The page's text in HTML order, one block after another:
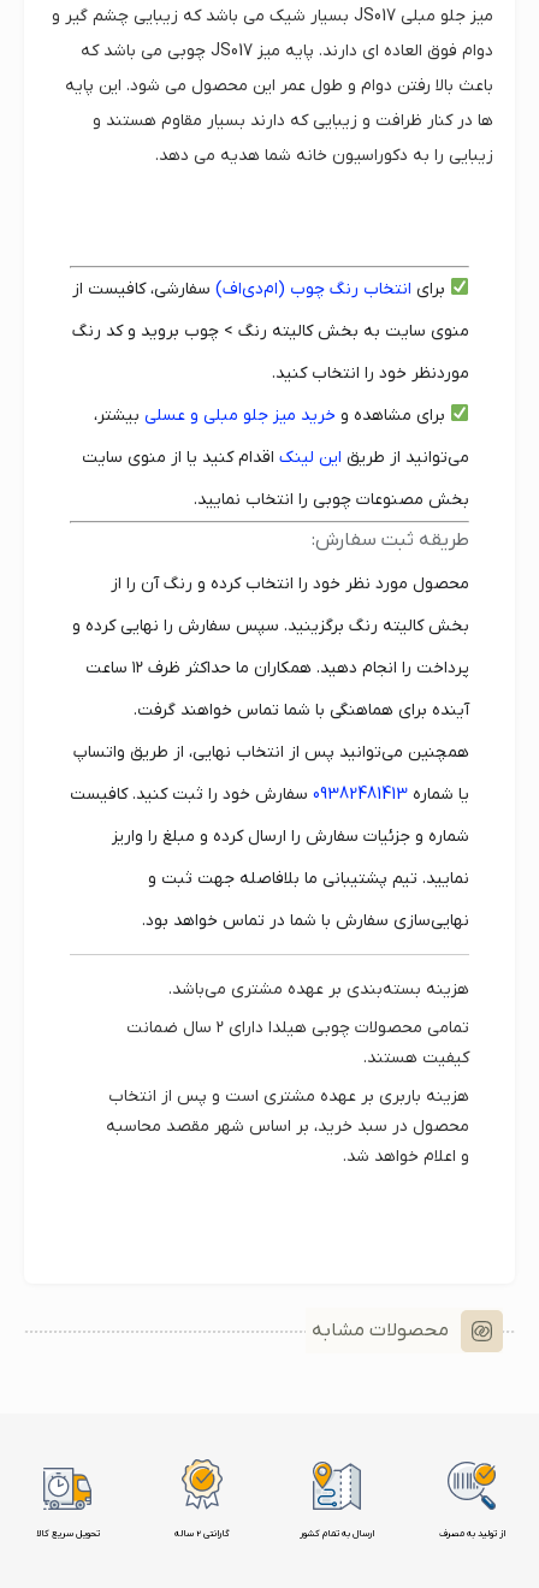
میز جلو مبلی JS017 بسیار شیک می باشد که زیبایی چشم گیر و
دوام فوق العاده ای دارند. پایه میز JS017 چوبی می باشد که
باعث بالا رفتن دوام و طول عمر این محصول می شود. این پایه
ها در کنار ظرافت و زیبایی که دارند بسیار مقاوم هستند و
زیبایی را به دکوراسیون خانه شما هدیه می دهد.
برای انتخاب رنگ چوب (ام‌دی‌اف)سفارشی، کافیست از
منوی سایت به بخش کالیته رنگ > چوب بروید و کد رنگ
موردنظر خود را انتخاب کنید.
برای مشاهده و خرید میز جلو مبلی و عسلیبیشتر،
می‌توانید از طریق این لینک اقدام کنید یا از منوی سایت
بخش مصنوعات چوبی را انتخاب نمایید.
طریقه ثبت سفارش:
محصول مورد نظر خود را انتخاب کرده و رنگ آن را از
بخش کالیته رنگ برگزینید. سپس سفارش را نهایی کرده و
پرداخت را انجام دهید. همکاران ما حداکثر ظرف ۱۲ ساعت
آینده برای هماهنگی با شما تماس خواهند گرفت.
همچنین می‌توانید پس از انتخاب نهایی، از طریق واتساپ
یا شماره 09382481413 سفارش خود را ثبت کنید. کافیست
شماره و جزئیات سفارش را ارسال کرده و مبلغ را واریز
نمایید. تیم پشتیبانی ما بلافاصله جهت ثبت و
نهایی‌سازی سفارش با شما در تماس خواهد بود.
هزینه بسته‌بندی بر عهده مشتری می‌باشد.
تمامی محصولات چوبی هیلدا دارای
۲ سال ضمانت
کیفیت هستند.
هزینه باربری بر عهده مشتری است و پس از انتخاب
محصول در سبد خرید، بر اساس شهر مقصد محاسبه
و اعلام خواهد شد.
محصولات مشابه
تحویل سریع کالا گارانتی 2 ساله ارسال به تمام کشور از تولید به مصرف